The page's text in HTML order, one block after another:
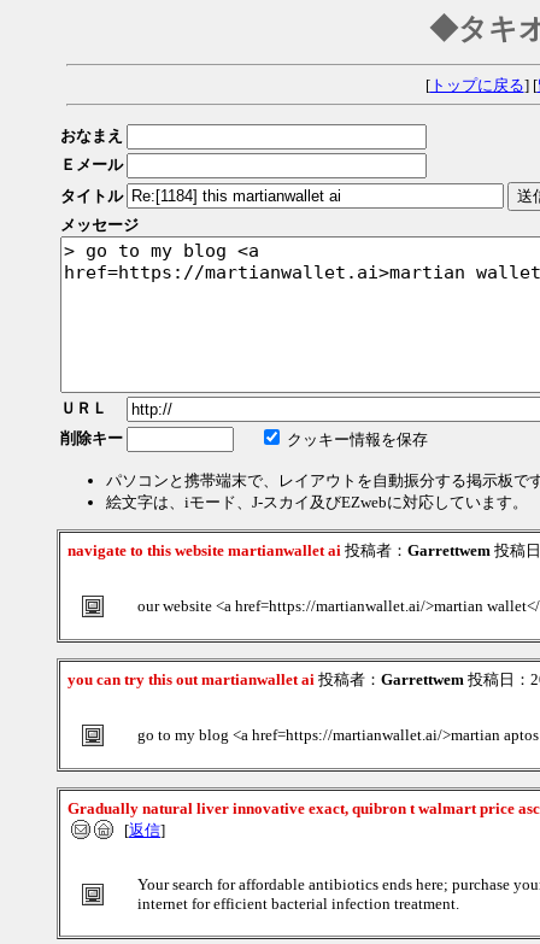
◆タキ
[トップに戻る] [
おなまえ
Ｅメール
タイトル
メッセージ
ＵＲＬ
削除キー
クッキー情報を保存
パソコンと携帯端末で、レイアウトを自動振分する掲示板で
絵文字は、iモード、J-スカイ及びEZwebに対応しています。
navigate to this website martianwallet ai 投稿者： Garrettwem 投稿
our website <a href=https://martianwallet.ai/>martian
you can try this out martianwallet ai 投稿者： Garrettwem 投稿日：
go to my blog <a href=https://martianwallet.ai/>martian
Gradually natural liver innovative exact, quibron t walmart price
[返信]
Your search for affordable antibiotics ends here; purchase
internet for efficient bacterial infection treatment.